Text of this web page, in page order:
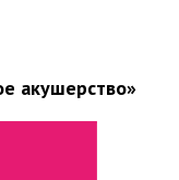
акушерство»